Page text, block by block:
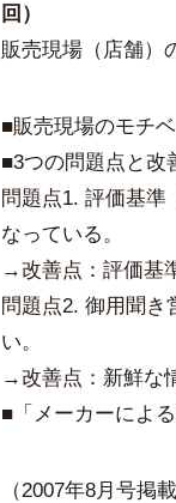
回）
販売現場（店舗）
■販売現場のモチ
■3つの問題点と改
問題点1. 評価基準
なっている。
→改善点：評価基
問題点2. 御用聞き
い。
→改善点：新鮮な
■「メーカーによ
（2007年8月号掲載